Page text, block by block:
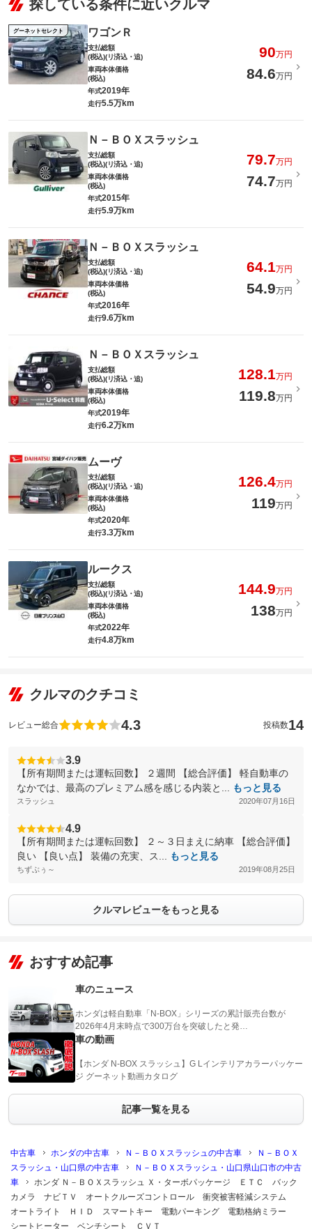
探している条件に近いクルマ
グーネットセレクト ワゴンＲ
支払総額
(税込)(リ済込・追)
90万円
車両本体価格
(税込)
84.6万円
年式2019年
走行5.5万km
Ｎ－ＢＯＸスラッシュ
支払総額
(税込)(リ済込・追)
79.7万円
車両本体価格
(税込)
74.7万円
年式2015年
走行5.9万km
Ｎ－ＢＯＸスラッシュ
支払総額
(税込)(リ済込・追)
64.1万円
車両本体価格
(税込)
54.9万円
年式2016年
走行9.6万km
Ｎ－ＢＯＸスラッシュ
支払総額
(税込)(リ済込・追)
128.1万円
車両本体価格
(税込)
119.8万円
年式2019年
走行6.2万km
ムーヴ
支払総額
(税込)(リ済込・追)
126.4万円
車両本体価格
(税込)
119万円
年式2020年
走行3.3万km
ルークス
支払総額
(税込)(リ済込・追)
144.9万円
車両本体価格
(税込)
138万円
年式2022年
走行4.8万km
クルマのクチコミ
レビュー総合 4.3 投稿数14
3.9
【所有期間または運転回数】 ２週間 【総合評価】 軽自動車の
なかでは、最高のプレミアム感を感じる内装と...
もっと見る
スラッシュ 2020年07月16日
4.9
【所有期間または運転回数】 ２～３日まえに納車 【総合評価】
良い 【良い点】 装備の充実、ス...
もっと見る
ちずぶぅ～ 2019年08月25日
クルマレビューをもっと見る
おすすめ記事
車のニュース
ホンダは軽自動車「N-BOX」シリーズの累計販売台数が
2026年4月末時点で300万台を突破したと発…
車の動画
【ホンダ N-BOX スラッシュ】G Lインテリアカラーパッケー
ジ グーネット動画カタログ
記事一覧を見る
中古車 ホンダの中古車 Ｎ－ＢＯＸスラッシュの中古車
Ｎ－ＢＯＸ
スラッシュ・山口県の中古車
Ｎ－ＢＯＸスラッシュ・山口県山口市の中古
車
ホンダ Ｎ－ＢＯＸスラッシュ Ｘ・ターボパッケージ ＥＴＣ バック
カメラ ナビＴＶ オートクルーズコントロール 衝突被害軽減システム
オートライト ＨＩＤ スマートキー 電動パーキング 電動格納ミラー
シートヒーター ベンチシート ＣＶＴ